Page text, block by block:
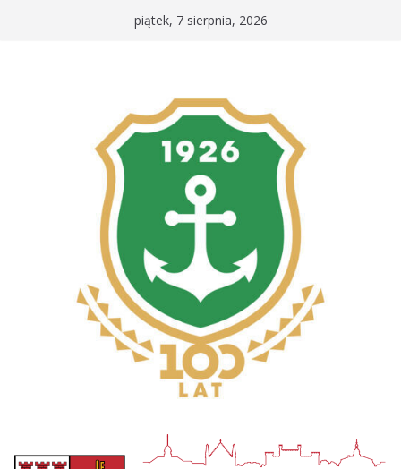
piątek, 7 sierpnia, 2026